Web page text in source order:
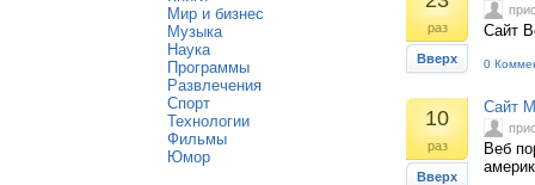
Мир и бизнес
Музыка
Наука
Программы
Развлечения
Спорт
Технологии
Фильмы
Юмор
раз
Вверх
Сайт
0
10
раз
Вверх
Сайт
Веб